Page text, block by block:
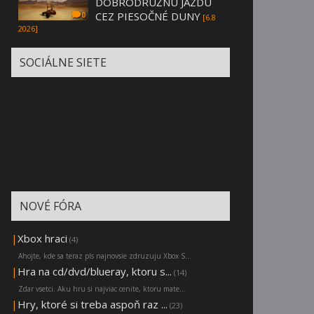
0
CEZ PIESOČNÉ DUNY [6.8
2026]
SOCIÁLNE SIETE
NOVÉ FÓRA
| Xbox hraci (4)
Ahojte, kde sa teraz pls najnovsie zdruzuju Xbox S...
| Hra na cd/dvd/blueray, ktoru s... (14)
Zdar vsetci. Aku hru si najviac cenite, ktoru mate...
| Hry, ktoré si treba aspoň raz ... (23)